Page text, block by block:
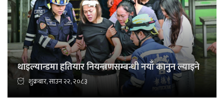
थाइल्यान्डमा हतियार नियन्त्रणसम्बन्धी नयाँ कानुन ल्याइने
शुक्रबार, साउन २२, २०८३